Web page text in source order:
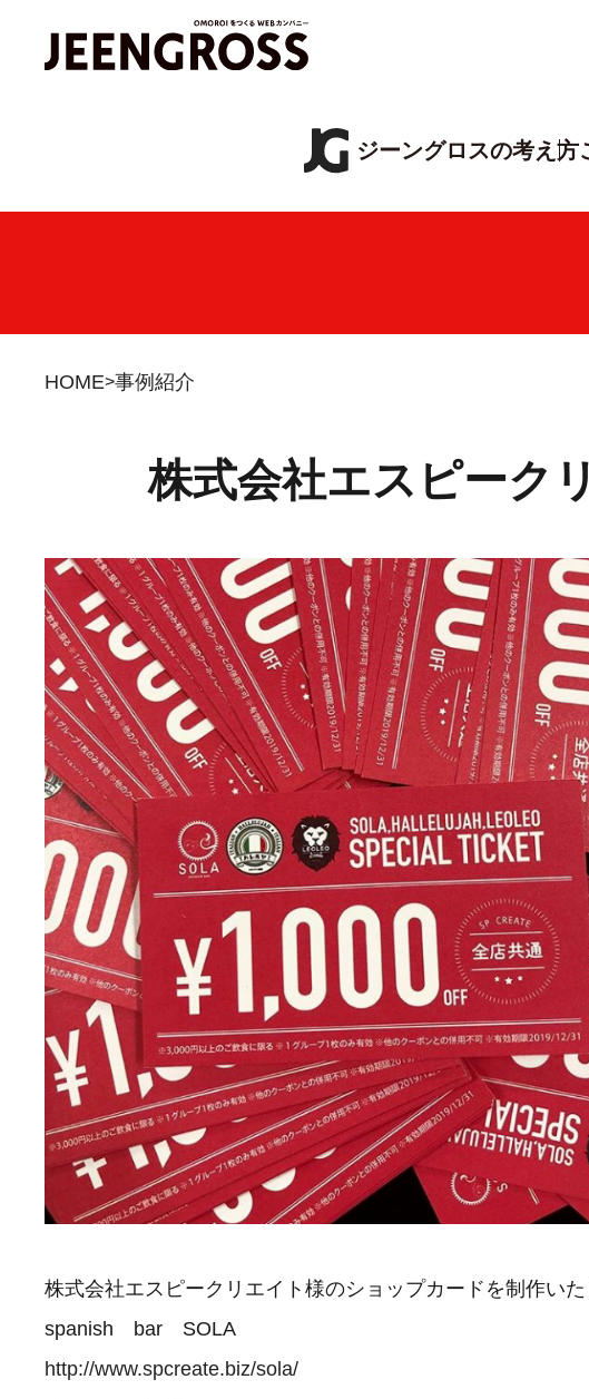
ジーングロスの考え方
HOME 事例紹介
株式会社エスピーク
株式会社エスピークリエイト様のショップカードを制作いた
spanish bar SOLA
http://www.spcreate.biz/sola/